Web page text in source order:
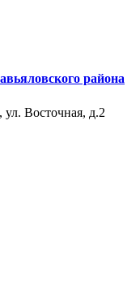
района
ул. Восточная, д.2